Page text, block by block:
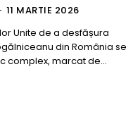
11 MARTIE 2026
Unite de a desfășura
din România se
complex, marcat de...